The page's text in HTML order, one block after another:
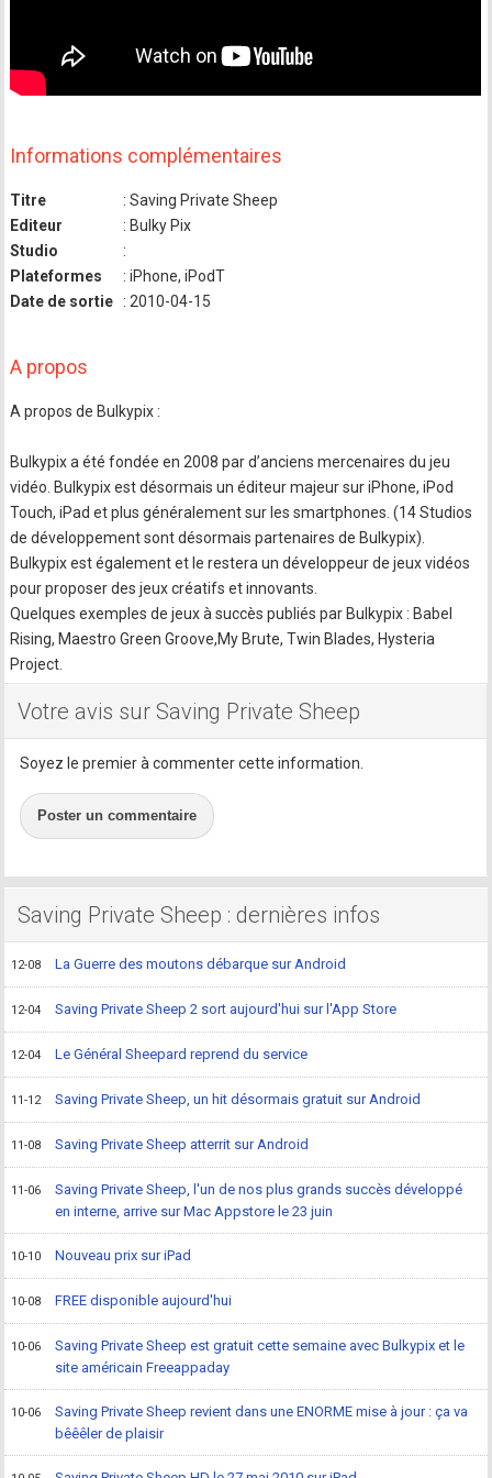
Informations complémentaires
Titre
: Saving Private Sheep
Editeur
: Bulky Pix
Studio
:
Plateformes
: iPhone, iPodT
Date de sortie
: 2010-04-15
A propos
A propos de Bulkypix :
Bulkypix a été fondée en 2008 par d’anciens mercenaires du jeu
vidéo. Bulkypix est désormais un éditeur majeur sur iPhone, iPod
Touch, iPad et plus généralement sur les smartphones. (14 Studios
de développement sont désormais partenaires de Bulkypix).
Bulkypix est également et le restera un développeur de jeux vidéos
pour proposer des jeux créatifs et innovants.
Quelques exemples de jeux à succès publiés par Bulkypix : Babel
Rising, Maestro Green Groove,My Brute, Twin Blades, Hysteria
Project.
Votre avis sur Saving Private Sheep
Soyez le premier à commenter cette information.
Poster un commentaire
Saving Private Sheep : dernières infos
12-08 La Guerre des moutons débarque sur Android
12-04 Saving Private Sheep 2 sort aujourd'hui sur l'App Store
12-04 Le Général Sheepard reprend du service
11-12 Saving Private Sheep, un hit désormais gratuit sur Android
11-08 Saving Private Sheep atterrit sur Android
11-06
Saving Private Sheep, l'un de nos plus grands succès développé
en interne, arrive sur Mac Appstore le 23 juin
10-10 Nouveau prix sur iPad
10-08 FREE disponible aujourd'hui
10-06
Saving Private Sheep est gratuit cette semaine avec Bulkypix et le
site américain Freeappaday
10-06
Saving Private Sheep revient dans une ENORME mise à jour : ça va
bêêêler de plaisir